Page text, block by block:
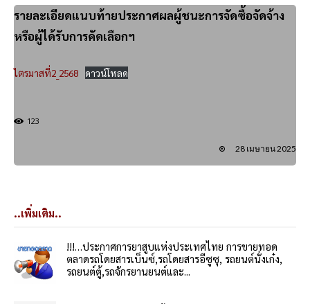
รายละเอียดแนบท้ายประกาศผลผู้ชนะการจัดซื้อจัดจ้าง
หรือผู้ได้รับการคัดเลือกฯ
ไตรมาสที่2_2568 ดาวน์โหลด
123
28 เมษายน 2025
..เพิ่มเติม..
!!!…ประกาศการยาสูบแห่งประเทศไทย การขายทอด
ตลาดรถโดยสารเบ็นซ์,รถโดยสารอีซูซุ, รถยนต์นั่งเก๋ง,
รถยนต์ตู้,รถจักรยานยนต์และ...